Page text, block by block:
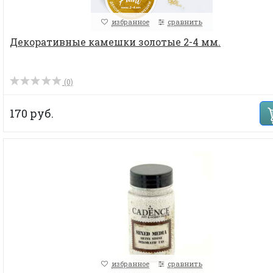
избранное сравнить
Декоративные камешки золотые 2-4 мм.
(0)
170 руб.
избранное сравнить